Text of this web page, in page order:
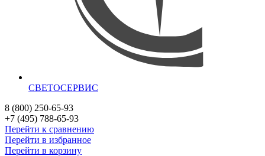
СВЕТОСЕРВИС
8 (800) 250-65-93
+7 (495) 788-65-93
Перейти к сравнению
Перейти в избранное
Перейти в корзину